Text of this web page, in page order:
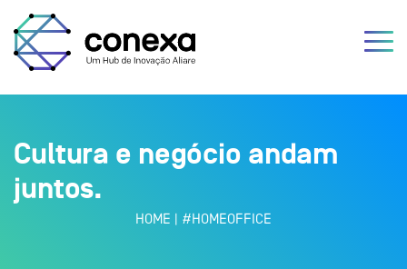
Cultura e negócio andam
juntos.
HOME | #HOMEOFFICE